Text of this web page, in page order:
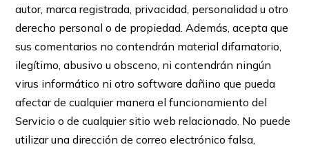
autor, marca registrada, privacidad, personalidad u otro
derecho personal o de propiedad. Además, acepta que
sus comentarios no contendrán material difamatorio,
ilegítimo, abusivo u obsceno, ni contendrán ningún
virus informático ni otro software dañino que pueda
afectar de cualquier manera el funcionamiento del
Servicio o de cualquier sitio web relacionado. No puede
utilizar una dirección de correo electrónico falsa,